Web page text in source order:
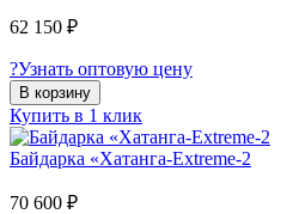
62 150 ₽
?Узнать оптовую цену
В корзину
Купить в 1 клик
Байдарка «Хатанга-Extreme-2
70 600 ₽